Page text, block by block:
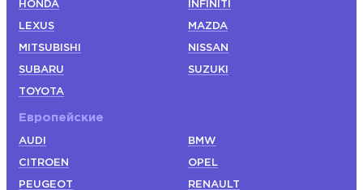
HONDA INFINITI
LEXUS MAZDA
MITSUBISHI NISSAN
SUBARU SUZUKI
TOYOTA
Европейские
AUDI BMW
CITROEN OPEL
PEUGEOT RENAULT